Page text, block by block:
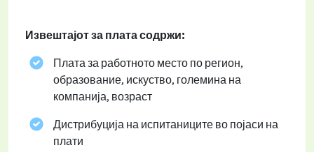
Извештајот за плата содржи:
Плата за работното место по регион,
образование, искуство, големина на
компанија, возраст
Дистрибуција на испитаниците во појаси на
плати